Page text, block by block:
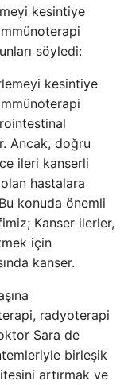
kesintiye
söyledi:
kesintiye
Ancak, doğru
ileri kanserli
hastalara
konuda önemli
Kanser ilerler,
için
kanser.
radyoterapi
Sara de
birleşik
artırmak ve